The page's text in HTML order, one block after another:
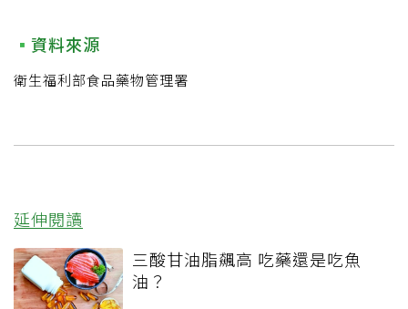
資料來源
衛生福利部食品藥物管理署
延伸閱讀
三酸甘油脂飆高 吃藥還是吃魚
油？